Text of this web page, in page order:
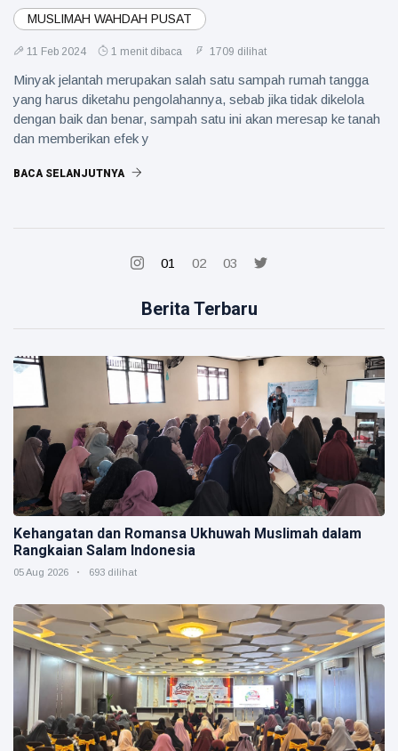
MUSLIMAH WAHDAH PUSAT
11 Feb 2024 1 menit dibaca 1709 dilihat
Minyak jelantah merupakan salah satu sampah rumah tangga
yang harus diketahu pengolahannya, sebab jika tidak dikelola
dengan baik dan benar, sampah satu ini akan meresap ke tanah
dan memberikan efek y
BACA SELANJUTNYA
01 02 03
Berita Terbaru
Kehangatan dan Romansa Ukhuwah Muslimah dalam
Rangkaian Salam Indonesia
05 Aug 2026 693 dilihat